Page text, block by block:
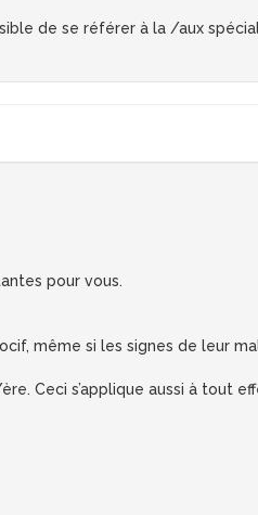
de se référer à la /aux
pour vous.
même si les signes de leur
Ceci s’applique aussi à tout